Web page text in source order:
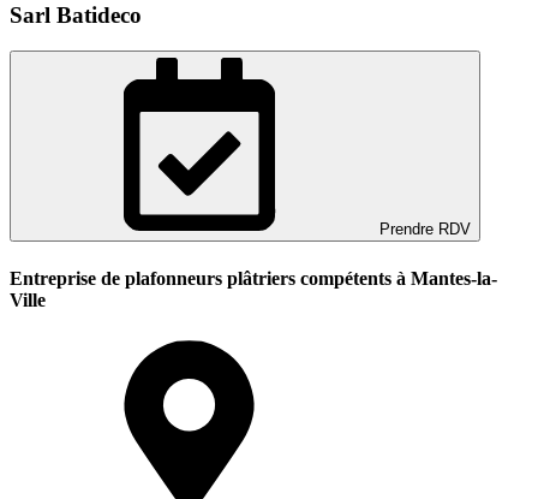
Sarl Batideco
Prendre RDV
Entreprise de plafonneurs plâtriers compétents à Mantes-la-
Ville